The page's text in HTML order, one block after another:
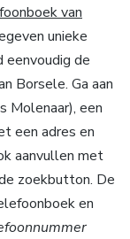
van
unieke
eenvoudig de
Borsele. Ga aan
Molenaar), een
een adres en
aanvullen met
zoekbutton. De
en